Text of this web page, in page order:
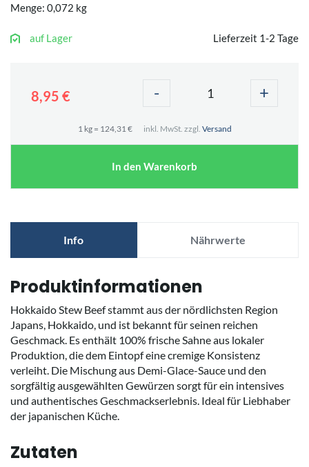
Menge: 0,072 kg
auf Lager Lieferzeit 1-2 Tage
8,95 € - +
1 kg = 124,31 € inkl. MwSt. zzgl. Versand
In den Warenkorb
Info Nährwerte
Produktinformationen
Hokkaido Stew Beef stammt aus der nördlichsten Region
Japans, Hokkaido, und ist bekannt für seinen reichen
Geschmack. Es enthält 100% frische Sahne aus lokaler
Produktion, die dem Eintopf eine cremige Konsistenz
verleiht. Die Mischung aus Demi-Glace-Sauce und den
sorgfältig ausgewählten Gewürzen sorgt für ein intensives
und authentisches Geschmackserlebnis. Ideal für Liebhaber
der japanischen Küche.
Zutaten